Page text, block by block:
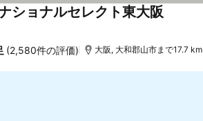
ショナルセレクト東大阪
(2,580件の評価) 大阪, 大和郡山市まで17.7 km